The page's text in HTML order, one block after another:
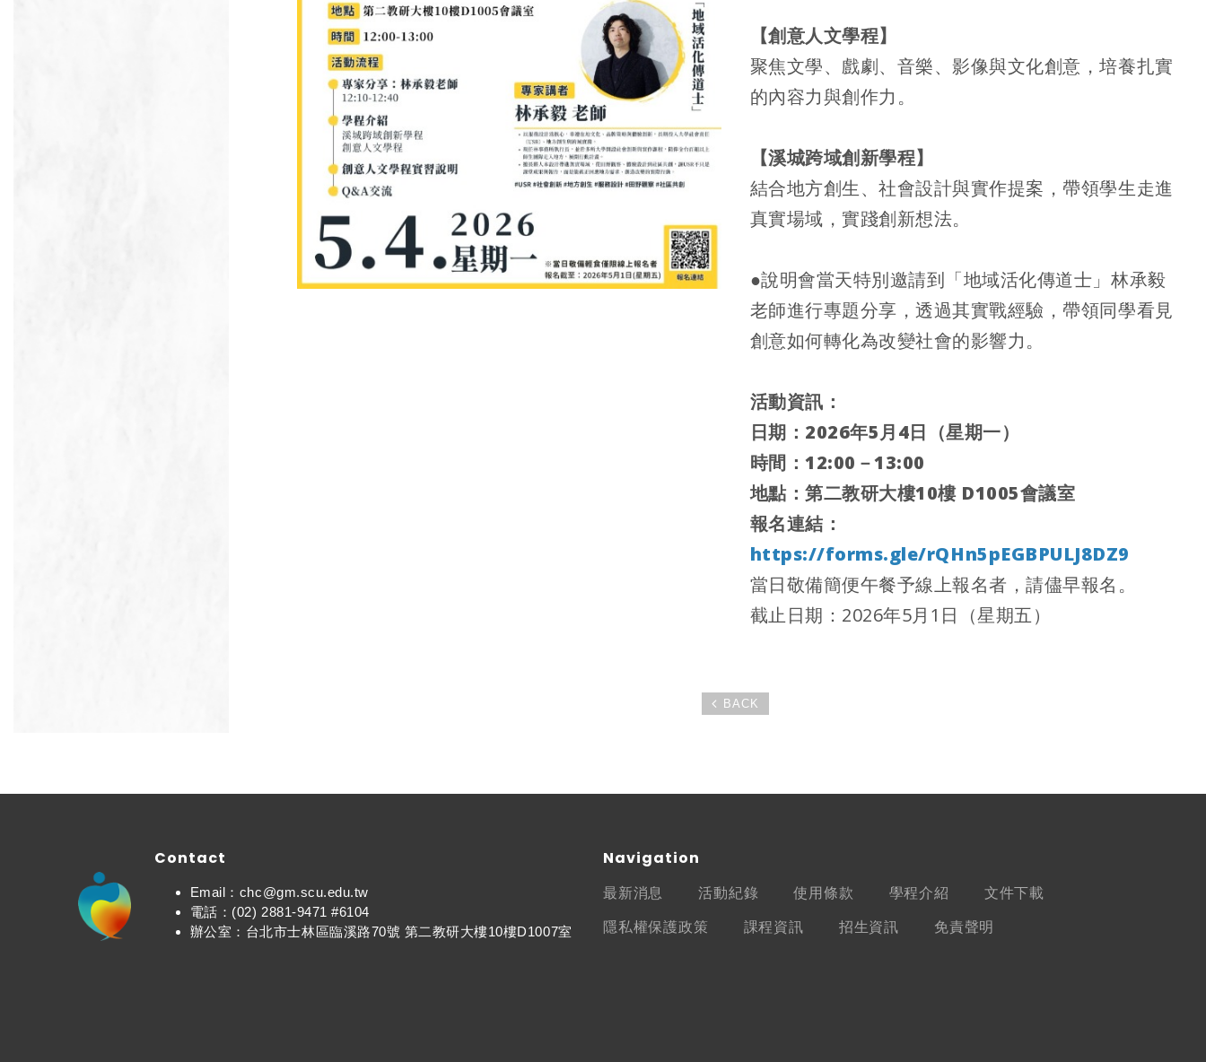
【創意人文學程】
聚焦文學、戲劇、音樂、影像與文化創意，培養扎實
的內容力與創作力。
【溪城跨域創新學程】
結合地方創生、社會設計與實作提案，帶領學生走進
真實場域，實踐創新想法。
●說明會當天特別邀請到「地域活化傳道士」林承毅
老師進行專題分享，透過其實戰經驗，帶領同學看見
創意如何轉化為改變社會的影響力。
活動資訊：
日期：2026年5月4日（星期一）
時間：12:00－13:00
地點：第二教研大樓10樓 D1005會議室
報名連結：
https://forms.gle/rQHn5pEGBPULJ8DZ9
當日敬備簡便午餐予線上報名者，請儘早報名。
截止日期：2026年5月1日（星期五）
BACK
Contact
Email：chc@gm.scu.edu.tw
電話：(02) 2881-9471 #6104
辦公室：台北市士林區臨溪路70號 第二教研大樓10樓D1007室
Navigation
最新消息 活動紀錄 使用條款 學程介紹 文件下載
隱私權保護政策 課程資訊 招生資訊 免責聲明